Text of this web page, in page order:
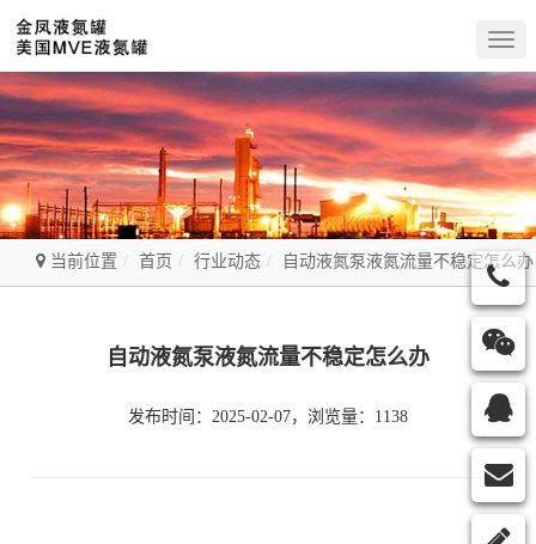
当前位置 首页 行业动态 自动液氮泵液氮流量不稳定怎么办
自动液氮泵液氮流量不稳定怎么办
发布时间：2025-02-07，浏览量：1138